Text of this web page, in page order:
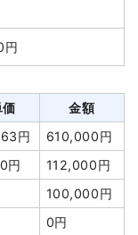
250,000円
320,000円
3,520,000円
1,335,600
15,000円
20,000円
8,000円
286,000円
373,007円
円
価
金額
円
610,000円
円
112,000円
100,000円
0円